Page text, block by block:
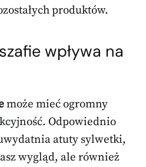
produktów.
wpływa na
może mieć ogromny
Odpowiednio
atuty sylwetki,
wygląd, ale również